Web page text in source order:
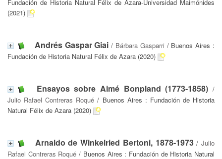
Fundación de Historia Natural Félix de Azara-Universidad Maimónides
(2021)
Andrés Gaspar Giai / Bárbara Gasparri / Buenos Aires :
Fundación de Historia Natural Félix de Azara (2020)
Ensayos sobre Aimé Bonpland (1773-1858) /
Julio Rafael Contreras Roqué / Buenos Aires : Fundación de Historia
Natural Félix de Azara (2020)
Arnaldo de Winkelried Bertoni, 1878-1973/Julio
Rafael Contreras Roqué / Buenos Aires : Fundación de Historia Natural